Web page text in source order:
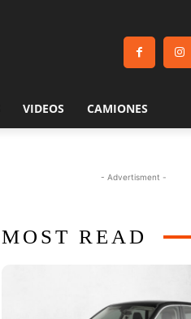
VIDEOS CAMIONES
- Advertisment -
MOST READ